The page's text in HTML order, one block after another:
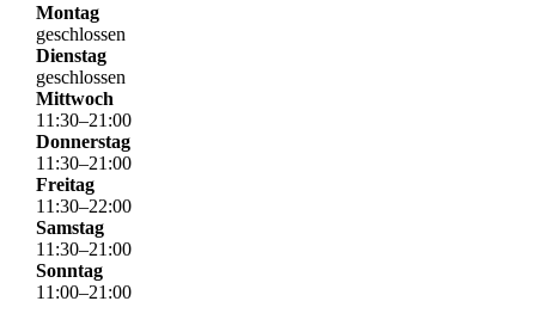
Montag
geschlossen
Dienstag
geschlossen
Mittwoch
11 :30–21 :00
Donnerstag
11 :30–21 :00
Freitag
11 :30–22:00
Samstag
11 :30–21 :00
Sonntag
11 :00–21 :00